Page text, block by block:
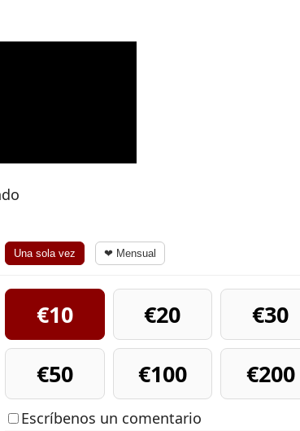
Una sola vez ❤ Mensual
€10 €20
€30
€50
€100 €200
Escríbenos un comentario